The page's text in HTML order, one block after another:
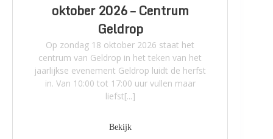
oktober 2026 – Centrum
Geldrop
Op zondag 18 oktober 2026 staat het
centrum van Geldrop in het teken van het
jaarlijkse evenement Geldrop luidt de herfst
in. Van 10:00 tot 17:00 uur vullen maar
liefst[...]
Bekijk